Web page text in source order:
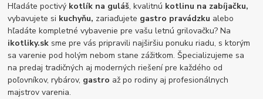
Hľadáte poctivý kotlík na guláš, kvalitnú kotlinu na zabíjačku,
vybavujete si kuchyňu, zariaďujete gastro pravádzku alebo
hľadáte kompletné vybavenie pre vašu letnú grilovačku? Na
ikotliky.sk sme pre vás pripravili najširšiu ponuku riadu, s ktorým
sa varenie pod holým nebom stane zážitkom. Špecializujeme sa
na predaj tradičných aj moderných riešení pre každého od
poľovníkov, rybárov, gastro až po rodiny aj profesionálnych
majstrov varenia.